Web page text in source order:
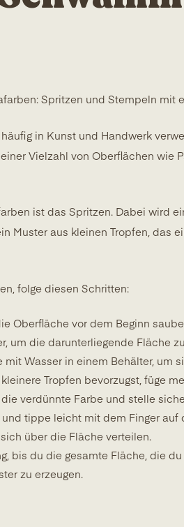
Spritzen und Stempeln mit
in Kunst und Handwerk
Vielzahl von Oberflächen wie
ist das Spritzen. Dabei wird
Muster aus kleinen Tropfen, das
folge diesen Schritten:
Oberfläche vor dem Beginn
um die darunterliegende Fläche
mit Wasser in einem Behälter, um
Tropfen bevorzugst, füge
verdünnte Farbe und stelle
tippe leicht mit dem Finger
über die Fläche verteilen.
bis du die gesamte Fläche, die
zu erzeugen.